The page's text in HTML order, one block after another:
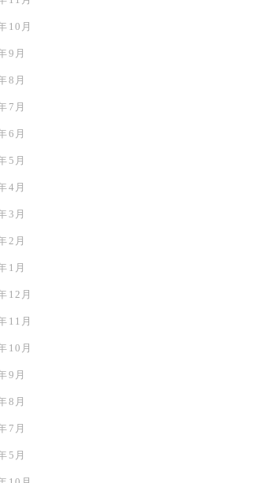
10月
9月
8月
7月
6月
5月
4月
3月
2月
1月
12月
11月
10月
9月
8月
7月
5月